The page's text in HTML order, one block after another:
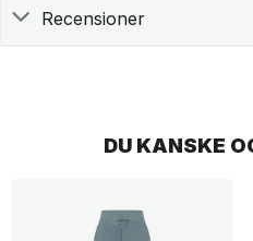
Recensioner
DU KANSKE